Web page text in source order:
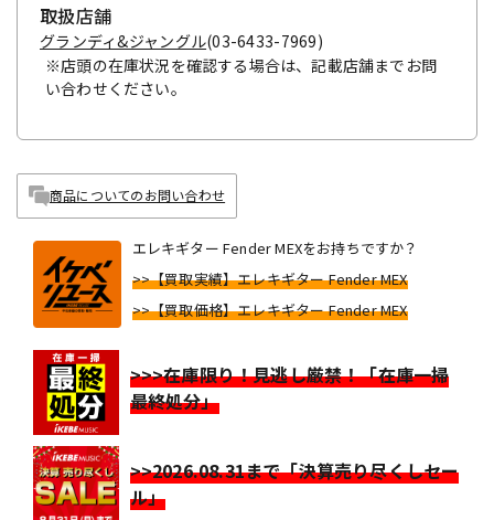
取扱店舗
グランディ&ジャングル(03-6433-7969)
※店頭の在庫状況を確認する場合は、記載店舗までお問
い合わせください。
商品についてのお問い合わせ
エレキギター Fender MEXをお持ちですか？
>>【買取実績】エレキギター Fender MEX
>>【買取価格】エレキギター Fender MEX
>>>在庫限り！見逃し厳禁！「在庫一掃
最終処分」
>>2026.08.31まで「決算売り尽くしセー
ル」